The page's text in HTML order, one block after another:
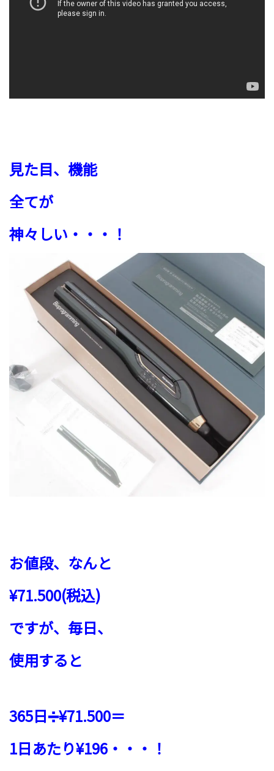
見た目、機能
全てが
神々しい・・・！
お値段、なんと
¥71.500(税込)
ですが、毎日、
使用すると
365日➗¥71.500＝
1日あたり¥196・・・！